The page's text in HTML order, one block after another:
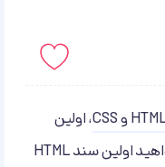
، اولین
سند HTML را ساختیم، پس اگر می‌خواهید اولین سند HTML